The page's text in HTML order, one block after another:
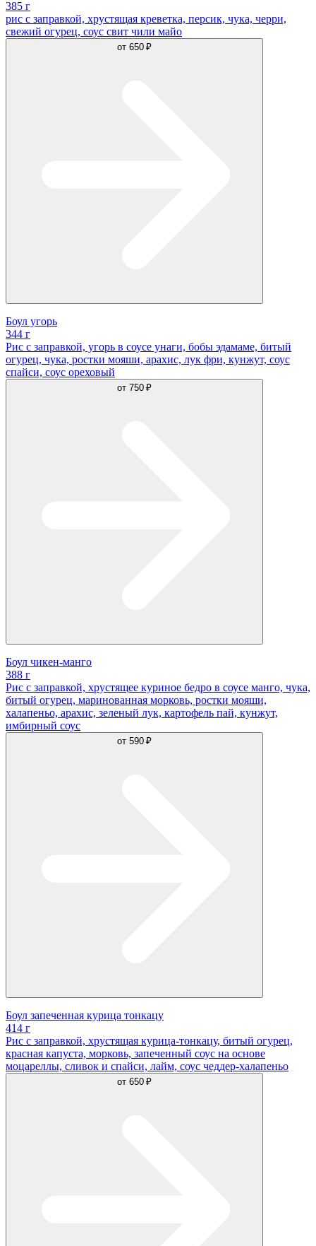
385 г
рис с заправкой, хрустящая креветка, персик, чука, черри,
свежий огурец, соус свит чили майо
от 650 ₽
Боул угорь
344 г
Рис с заправкой, угорь в соусе унаги, бобы эдамаме, битый
огурец, чука, ростки мояши, арахис, лук фри, кунжут, соус
спайси, соус ореховый
от 750 ₽
Боул чикен-манго
388 г
Рис с заправкой, хрустящее куриное бедро в соусе манго, чука,
битый огурец, маринованная морковь, ростки мояши,
халапеньо, арахис, зеленый лук, картофель пай, кунжут,
имбирный соус
от 590 ₽
Боул запеченная курица тонкацу
414 г
Рис с заправкой, хрустящая курица-тонкацу, битый огурец,
красная капуста, морковь, запеченный соус на основе
моцареллы, сливок и спайси, лайм, соус чеддер-халапеньо
от 650 ₽